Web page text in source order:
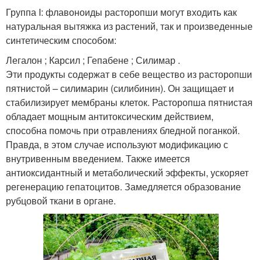
Группа I: флавоноиды расторопши могут входить как
натуральная вытяжка из растений, так и произведенные
синтетическим способом:
Легалон ; Карсил ; Гепабене ; Силимар .
Эти продукты содержат в себе вещество из расторопши
пятнистой – силимарин (силибинин). Он защищает и
стабилизирует мембраны клеток. Расторопша пятнистая
обладает мощным антитоксическим действием,
способна помочь при отравлениях бледной поганкой.
Правда, в этом случае используют модификацию с
внутривенным введением. Также имеется
антиоксидантный и метаболический эффекты, ускоряет
регенерацию гепатоцитов. Замедляется образование
рубцовой ткани в органе.